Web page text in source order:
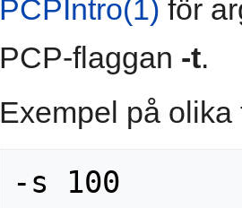
PCPIntro(1) för
PCP-flaggan -t.
Exempel på olika
-s 100